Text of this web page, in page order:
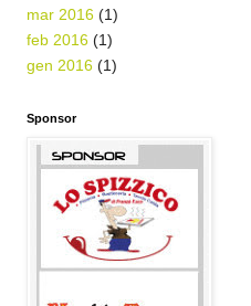
mar 2016 (1)
feb 2016 (1)
gen 2016 (1)
Sponsor